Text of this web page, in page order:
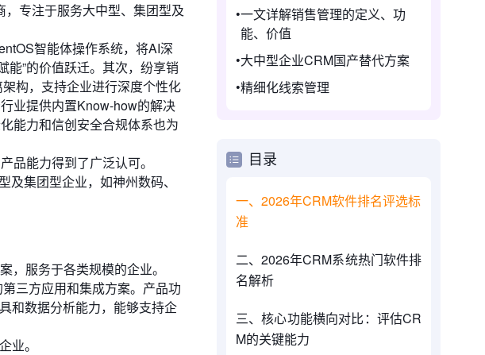
专注于服务大中型、集团型及
智能体操作系统，将AI深
能”的价值跃迁。其次，纷享销
构，支持企业进行深度个性化
业提供内置Know-how的解决
能力和信创安全合规体系也为
品能力得到了广泛认可。
集团型企业，如神州数码、
，服务于各类规模的企业。
三方应用和集成方案。产品功
和数据分析能力，能够支持企
业。
一文详解销售管理的定义、功
能、价值
大中型企业CRM国产替代方案
精细化线索管理
目录
一、2026年CRM软件排名评选标
准
二、2026年CRM系统热门软件排
名解析
三、核心功能横向对比：评估CR
M的关键能力